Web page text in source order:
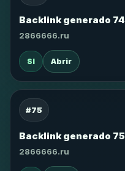
Backlink generado 74
2866666.ru
SI Abrir
#75
Backlink generado 75
2866666.ru